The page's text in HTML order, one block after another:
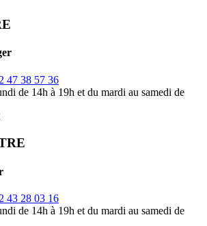
47 38 57 36
de 14h à 19h et du mardi au samedi de
43 28 03 16
de 14h à 19h et du mardi au samedi de